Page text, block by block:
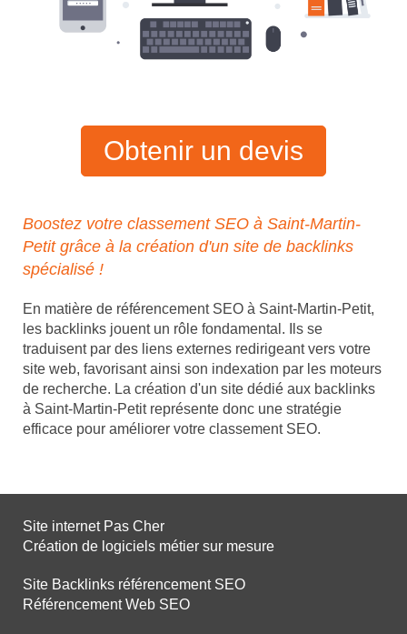
Obtenir un devis
Boostez votre classement SEO à Saint-Martin-
Petit grâce à la création d'un site de backlinks
spécialisé !
En matière de référencement SEO à Saint-Martin-Petit,
les backlinks jouent un rôle fondamental. Ils se
traduisent par des liens externes redirigeant vers votre
site web, favorisant ainsi son indexation par les moteurs
de recherche. La création d'un site dédié aux backlinks
à Saint-Martin-Petit représente donc une stratégie
efficace pour améliorer votre classement SEO.
Site internet Pas Cher
Création de logiciels métier sur mesure
Site Backlinks référencement SEO
Référencement Web SEO